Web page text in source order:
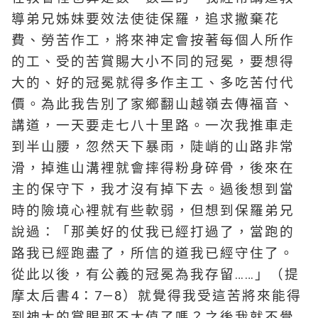
導弟兄姊妹要效法使徒保羅，追求撇棄花
費、勞苦作工，將來神定會按著每個人所作
的工、受的苦賞賜大小不同的冠冕，要想得
大的、好的冠冕就得多作主工、多吃苦付代
價。為此我告別了家鄉翻山越嶺去傳福音、
講道，一天要走七八十里路。一次我推車走
到半山腰，忽然天下暴雨，陡峭的山路非常
滑，掉進山溝裡就會摔得粉身碎骨，後來在
主的保守下，我才沒有掉下去。過後想到當
時的險境心裡就有些軟弱，但想到保羅弟兄
說過：「那美好的仗我已經打過了，當跑的
路我已經跑盡了，所信的道我已經守住了。
從此以後，有公義的冠冕為我存留……」（提
摩太后書4：7—8）就覺得我受這苦將來能得